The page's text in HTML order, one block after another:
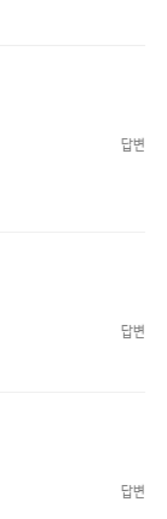
답변
답변
답변